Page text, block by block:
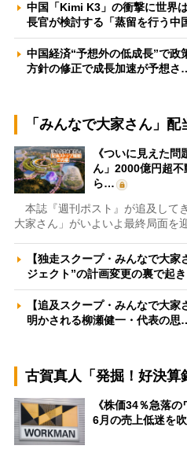
中国「Kimi K3」の衝撃に世界
長官が検討する「蒸留を行う中
中国経済“予想外の低成長”で
方針の修正で成長加速が予想さ
「みんなで大家さん」
《ついに見えた
ん」2000億円超不
ら…
本誌『週刊ポスト』が追及して
大家さん」がいよいよ最終局面を
【独走スクープ・みんなで大
ジェクト”の計画変更の裏で起
【追及スクープ・みんなで大
明かされる柳瀬健一・代表の思
古賀真人「発掘！好決算
《株価34％急落
6月の売上低迷を